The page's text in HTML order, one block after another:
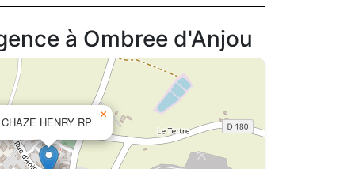
à Ombree d'Anjou
CHAZE HENRY RP
×